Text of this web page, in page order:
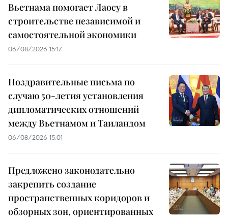
Вьетнама помогает Лаосу в
строительстве независимой и
самостоятельной экономики
06/08/2026 15:17
Поздравительные письма по
случаю 50-летия установления
дипломатических отношений
между Вьетнамом и Таиландом
06/08/2026 15:01
Предложено законодательно
закрепить создание
пространственных коридоров и
обзорных зон, ориентированных